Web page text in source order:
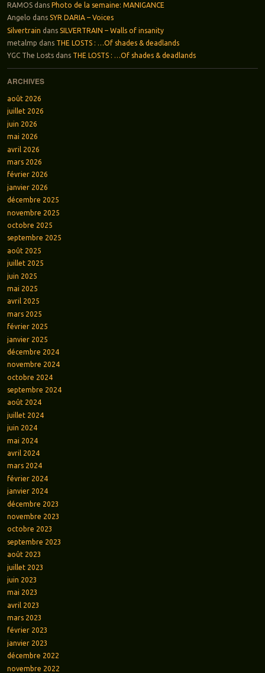
RAMOSdans Photo de la semaine: MANIGANCE
Angelo dans SYR DARIA – Voices
Silvertrain dans SILVERTRAIN – Walls of insanity
metalmp dans THE LOSTS : …Of shades & deadlands
YGC The Lostsdans THE LOSTS : …Of shades & deadlands
ARCHIVES
août 2026
juillet 2026
juin 2026
mai 2026
avril 2026
mars 2026
février 2026
janvier 2026
décembre 2025
novembre 2025
octobre 2025
septembre 2025
août 2025
juillet 2025
juin 2025
mai 2025
avril 2025
mars 2025
février 2025
janvier 2025
décembre 2024
novembre 2024
octobre 2024
septembre 2024
août 2024
juillet 2024
juin 2024
mai 2024
avril 2024
mars 2024
février 2024
janvier 2024
décembre 2023
novembre 2023
octobre 2023
septembre 2023
août 2023
juillet 2023
juin 2023
mai 2023
avril 2023
mars 2023
février 2023
janvier 2023
décembre 2022
novembre 2022